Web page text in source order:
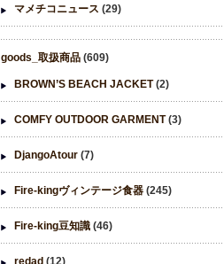
マメチコニュース (29)
goods_取扱商品 (609)
BROWN’S BEACH JACKET(2)
COMFY OUTDOOR GARMENT(3)
DjangoAtour (7)
Fire-kingヴィンテージ食器 (245)
Fire-king豆知識 (46)
redad (12)